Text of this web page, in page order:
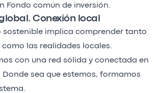
Fondo común de inversión.
Conexión local
sostenible implica comprender tanto
como las realidades locales.
con una red sólida y conectada en
sea que estemos, formamos